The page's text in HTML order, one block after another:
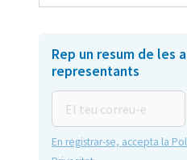
Rep un resum de les
representants
teu
correu-
En registrar-se, accepta la